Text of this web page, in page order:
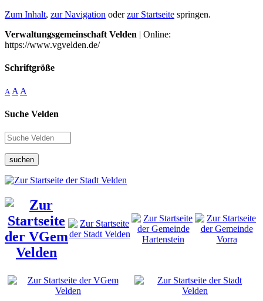
Zum Inhalt, zur Navigation oderzur Startseite springen.
Verwaltungsgemeinschaft Velden | Online:
https://www.vgvelden.de/
Schriftgröße
A A A
Suche Velden
suchen